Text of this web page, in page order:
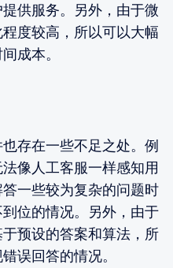
供服务。另外，由于微
度较高，所以可以大幅
成本。
存在一些不足之处。例
像人工客服一样感知用
一些较为复杂的问题时
位的情况。另外，由于
预设的答案和算法，所
误回答的情况。